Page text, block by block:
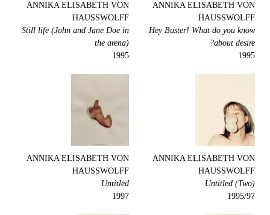
ANNIKA ELISABETH VON
HAUSSWOLFF
Hey Buster! What do you know
about desire?
1995
ANNIKA ELISABETH VON
HAUSSWOLFF
Still life (John and Jane Doe in
the arena)
1995
ANNIKA ELISABETH VON
HAUSSWOLFF
Untitled (Two)
1995/97
ANNIKA ELISABETH VON
HAUSSWOLFF
Untitled
1997